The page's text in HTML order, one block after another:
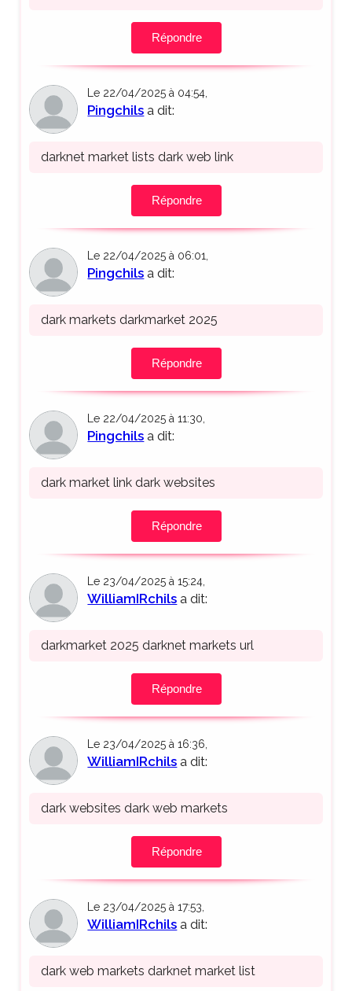
Répondre
Le 22/04/2025 à 04:54,
Pingchils a dit:
darknet market lists dark web link
Répondre
Le 22/04/2025 à 06:01,
Pingchils a dit:
dark markets darkmarket 2025
Répondre
Le 22/04/2025 à 11:30,
Pingchils a dit:
dark market link dark websites
Répondre
Le 23/04/2025 à 15:24,
WilliamIRchils a dit:
darkmarket 2025 darknet markets url
Répondre
Le 23/04/2025 à 16:36,
WilliamIRchils a dit:
dark websites dark web markets
Répondre
Le 23/04/2025 à 17:53,
WilliamIRchils a dit:
dark web markets darknet market list